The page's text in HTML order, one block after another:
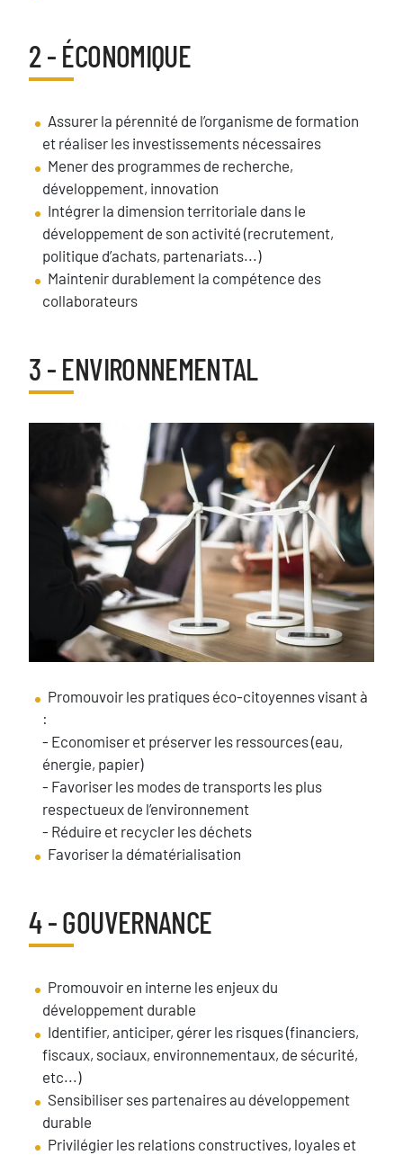
Titre
2 - ÉCONOMIQUE
TexteAssurer la pérennité de l’organisme de formation
et réaliser les investissements nécessaires
Mener des programmes de recherche,
développement, innovation
Intégrer la dimension territoriale dans le
développement de son activité (recrutement,
politique d’achats, partenariats...)
Maintenir durablement la compétence des
collaborateurs
Titre
3 - ENVIRONNEMENTAL
TextePromouvoir les pratiques éco-citoyennes visant à
:
- Economiser et préserver les ressources (eau,
énergie, papier)
- Favoriser les modes de transports les plus
respectueux de l’environnement
- Réduire et recycler les déchets
Favoriser la dématérialisation
Titre
4 - GOUVERNANCE
TextePromouvoir en interne les enjeux du
développement durable
Identifier, anticiper, gérer les risques (financiers,
fiscaux, sociaux, environnementaux, de sécurité,
etc...)
Sensibiliser ses partenaires au développement
durable
Privilégier les relations constructives, loyales et